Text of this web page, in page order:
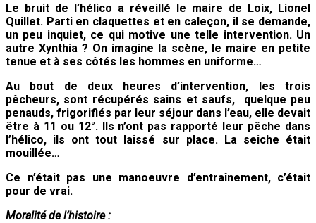
Le bruit de l’hélico a réveillé le maire de Loix, Lionel
Quillet. Parti en claquettes et en caleçon, il se demande,
un peu inquiet, ce qui motive une telle intervention. Un
autre Xynthia ? On imagine la scène, le maire en petite
tenue et à ses côtés les hommes en uniforme…
Au bout de deux heures d’intervention, les trois
pêcheurs, sont récupérés sains et saufs,
quelque peu
penauds, frigorifiés par leur séjour dans l’eau, elle devait
être à 11 ou 12°. Ils n’ont pas rapporté leur pêche dans
l’hélico, ils ont tout laissé sur place. La seiche était
mouillée…
Ce n’était pas une manoeuvre d’entraînement, c’était
pour de vrai.
Moralité de l’histoire :